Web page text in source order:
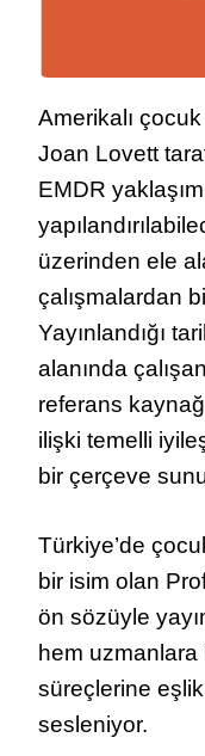
Amerikalı
Joan Lovett
EMDR
üzerinden ele
çalışmalardan
Yayınlandığı
alanında
referans
ilişki temelli
bir çerçeve
Türkiye’de
bir isim olan
ön sözüyle
hem uzmanlara
süreçlerine
sesleniyor.